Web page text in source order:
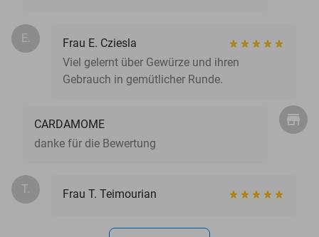
E.
Frau E. Cziesla
Viel gelernt über Gewürze und ihren
Gebrauch in gemütlicher Runde.
CARDAMOME
danke für die Bewertung
T. Frau T. Teimourian